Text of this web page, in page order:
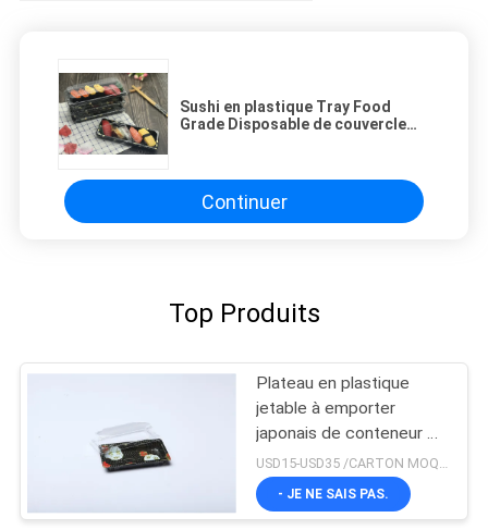
Sushi en plastique Tray Food
Grade Disposable de couvercle
Continuer
Top Produits
Plateau en plastique
jetable à emporter
japonais de conteneur de
boîte à sushi
- JE NE SAIS PAS.